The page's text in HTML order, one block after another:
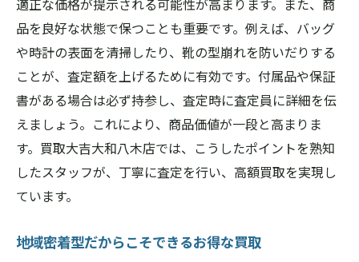
地域密着だからこその柔軟な対応力
奈良県橿原市の文化を反映した買取サービ
ス
地元のお客様に選ばれる理由とは
地域特有のニーズに応える買取戦略
奈良県橿原市での信頼されるサービスモデ
ル
り組み
適正な価格が提示される可能性が高まります。また、商
品を良好な状態で保つことも重要です。例えば、バッグ
や時計の表面を清掃したり、靴の型崩れを防いだりする
ことが、査定額を上げるために有効です。付属品や保証
書がある場合は必ず持参し、査定時に査定員に詳細を伝
えましょう。これにより、商品価値が一段と高まりま
す。買取大吉大和八木店では、こうしたポイントを熟知
したスタッフが、丁寧に査定を行い、高額買取を実現し
ています。
地域密着型だからこそできるお得な買取